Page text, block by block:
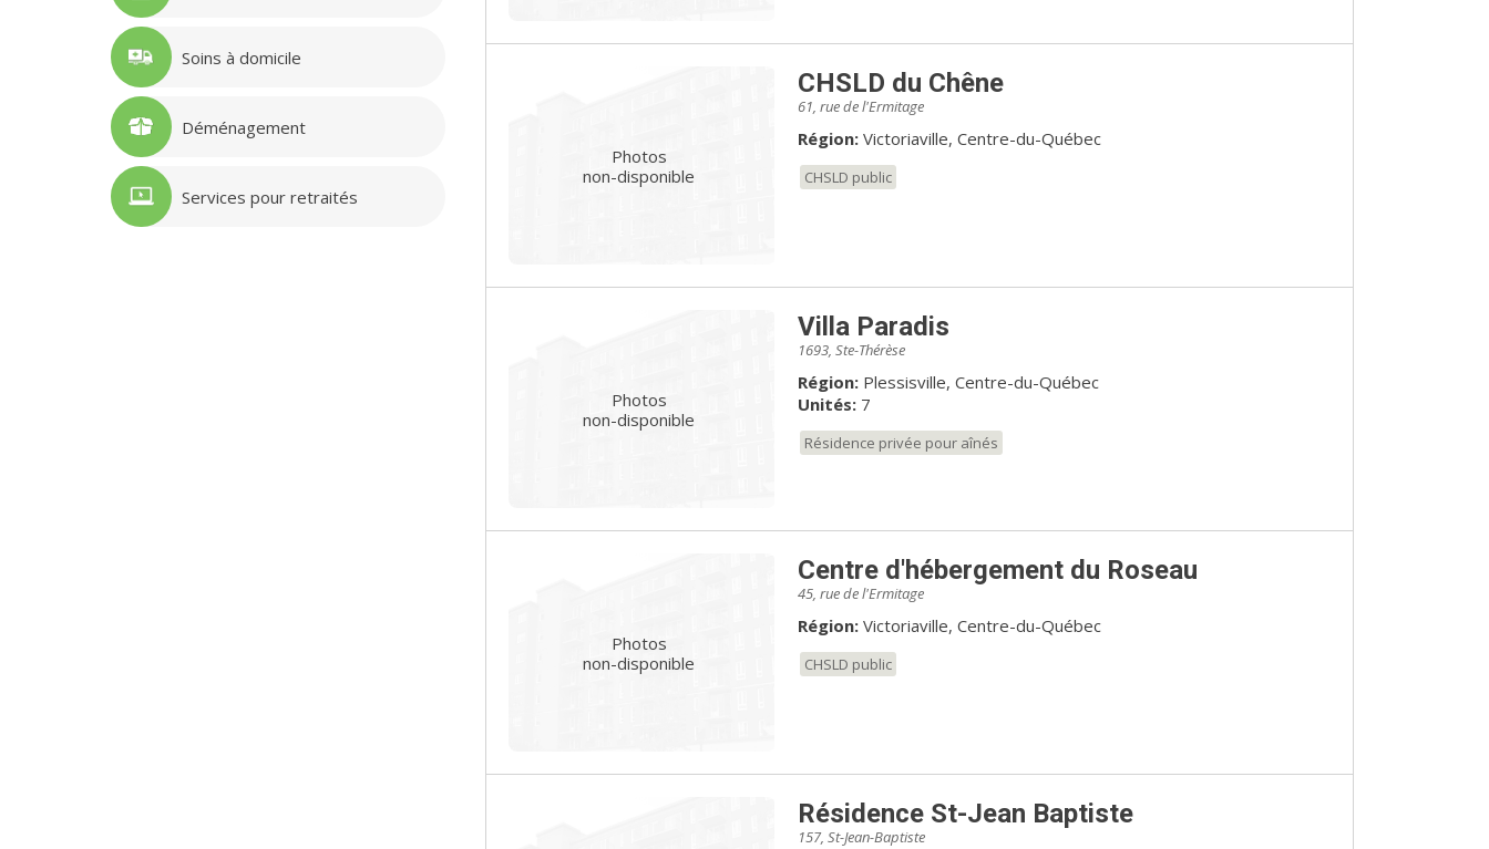
Soins à domicile
Déménagement
Services pour retraités
Photos
non-disponible
CHSLD du Chêne
61, rue de l'Ermitage
Région: Victoriaville, Centre-du-Québec
CHSLD public
Photos
non-disponible
Villa Paradis
1693, Ste-Thérèse
Région: Plessisville, Centre-du-Québec
Unités:7
Résidence privée pour aînés
Photos
non-disponible
Centre d'hébergement du Roseau
45, rue de l'Ermitage
Région: Victoriaville, Centre-du-Québec
CHSLD public
Résidence St-Jean Baptiste
157, St-Jean-Baptiste